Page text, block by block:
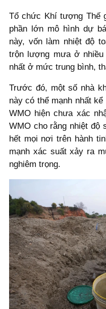
Tổ chức Khí tượng Thế
phần lớn mô hình dự
này, vốn làm nhiệt độ
trộn lượng mưa ở
nhất ở mức trung bình,
Trước đó, một số nhà
này có thể mạnh nhất
WMO hiện chưa xác
WMO cho rằng nhiệt độ
hết mọi nơi trên hành
mạnh xác suất xảy ra
nghiêm trọng.